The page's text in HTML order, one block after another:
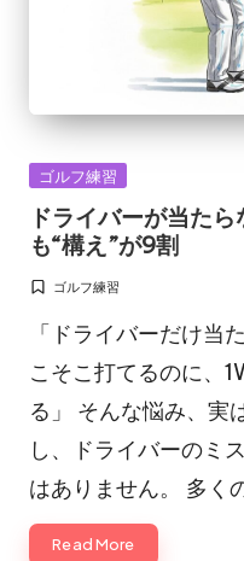
Posted
ゴルフ練習
ドライバーが当た
も“構え”が9割
Posted
ゴルフ練習
「ドライバーだけ当
こそこ打てるのに、
る」 そんな悩み、実
し、ドライバーのミ
はありません。 多く
Read More